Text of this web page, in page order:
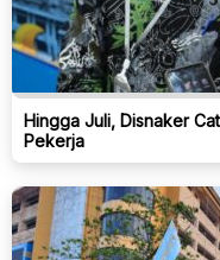
Hingga Juli, Disnaker
Pekerja